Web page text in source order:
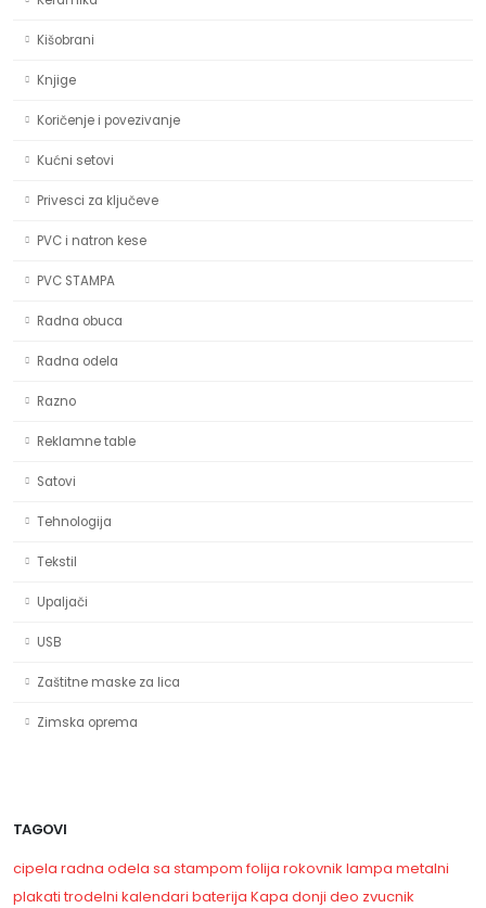
Kišobrani
Knjige
Koričenje i povezivanje
Kućni setovi
Privesci za ključeve
PVC i natron kese
PVC STAMPA
Radna obuca
Radna odela
Razno
Reklamne table
Satovi
Tehnologija
Tekstil
Upaljači
USB
Zaštitne maske za lica
Zimska oprema
TAGOVI
cipela radna odela sa stampom folija rokovnik lampa metalni
plakati trodelni kalendari baterija Kapa donji deo zvucnik